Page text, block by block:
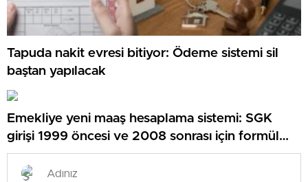
Tapuda nakit evresi bitiyor: Ödeme sistemi sil
baştan yapılacak
Emekliye yeni maaş hesaplama sistemi: SGK
girişi 1999 öncesi ve 2008 sonrası için formül
oluştu